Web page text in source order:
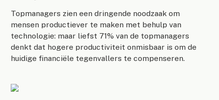
Topmanagers zien een dringende noodzaak om
mensen productiever te maken met behulp van
technologie: maar liefst 71% van de topmanagers
denkt dat hogere productiviteit onmisbaar is om de
huidige financiële tegenvallers te compenseren.